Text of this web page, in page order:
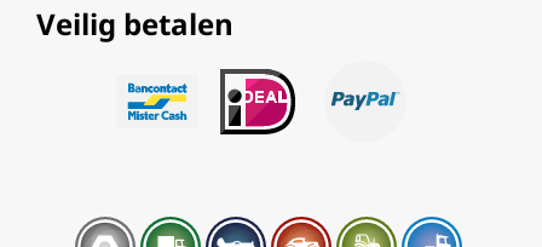
Veilig betalen